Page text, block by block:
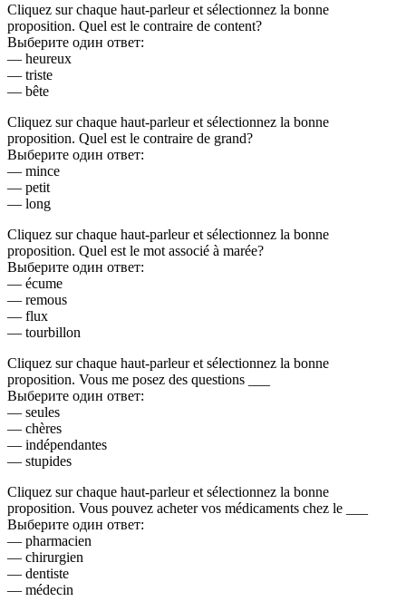
Cliquez sur chaque haut-parleur et sélectionnez la bonne
proposition. Quel est le contraire de content?
Выберите один ответ:
— heureux
— triste
— bête
Cliquez sur chaque haut-parleur et sélectionnez la bonne
proposition. Quel est le contraire de grand?
Выберите один ответ:
— mince
— petit
— long
Cliquez sur chaque haut-parleur et sélectionnez la bonne
proposition. Quel est le mot associé à marée?
Выберите один ответ:
— écume
— remous
— flux
— tourbillon
Cliquez sur chaque haut-parleur et sélectionnez la bonne
proposition. Vous me posez des questions ___
Выберите один ответ:
— seules
— chères
— indépendantes
— stupides
Cliquez sur chaque haut-parleur et sélectionnez la bonne
proposition. Vous pouvez acheter vos médicaments chez le ___
Выберите один ответ:
— pharmacien
— chirurgien
— dentiste
— médecin